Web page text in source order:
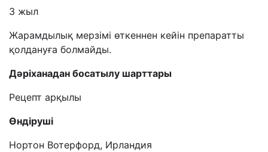
3 жыл
Жарамдылық мерзімі өткеннен кейін препаратты
қолдануға болмайды.
Дәріханадан босатылу шарттары
Рецепт арқылы
Өндіруші
Нортон Вотерфорд, Ирландия